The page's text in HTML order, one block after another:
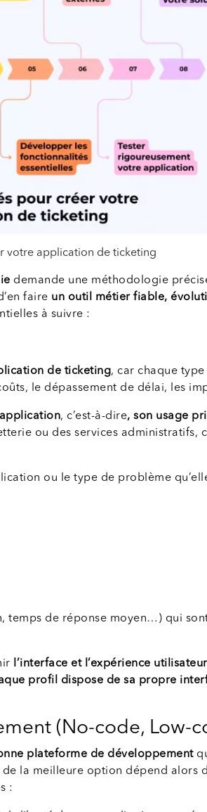
votre application de ticketing
demande une méthodologie
faire un outil métier fiable,
à suivre :
de ticketing, car chaque
le dépassement de délai, les
, c’est-à-dire, son usage
ou des services administratifs,
ou le type de problème
temps de réponse moyen…) qui
l’interface et l’expérience utilisateur
profil dispose de sa propre
(No-code, Low-
plateforme de développement
de la meilleure option dépend alors
: